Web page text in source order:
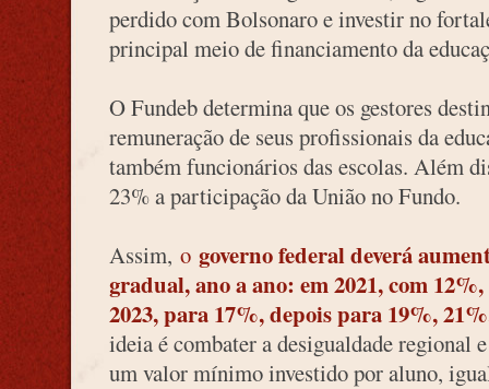
perdido com Bolsonaro e investir no
principal meio de financiamento da
O Fundeb determina que os gestores
remuneração de seus profissionais da
também funcionários das escolas. Além
23% a participação da União no Fundo.
Assim, o governo federal deverá
gradual, ano a ano: em 2021, com
2023, para 17%, depois para 19%,
ideia é combater a desigualdade
um valor mínimo investido por aluno,